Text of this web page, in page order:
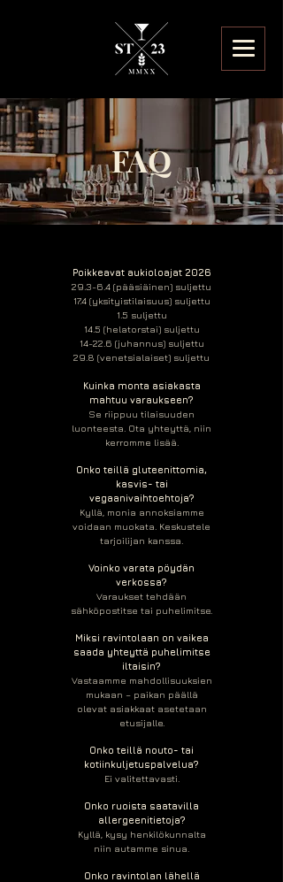
FAQ
Poikkeavat aukioloajat 2026
29.3-6.4 (pääsiäinen) suljettu
17.4 (yksityistilaisuus) suljettu
1.5 suljettu
14.5 (helatorstai) suljettu
14-22.6 (juhannus) suljettu
29.8 (venetsialaiset) suljettu
Kuinka monta asiakasta
mahtuu varaukseen?
Se riippuu tilaisuuden
luonteesta. Ota yhteyttä, niin
kerromme lisää.
Onko teillä gluteenittomia,
kasvis- tai
vegaanivaihtoehtoja?
Kyllä, monia annoksiamme
voidaan muokata. Keskustele
tarjoilijan kanssa.
Voinko varata pöydän
verkossa?
Varaukset tehdään
sähköpostitse tai puhelimitse.
Miksi ravintolaan on vaikea
saada yhteyttä puhelimitse
iltaisin?
Vastaamme mahdollisuuksien
mukaan – paikan päällä
olevat asiakkaat asetetaan
etusijalle.
Onko teillä nouto- tai
kotiinkuljetuspalvelua?
Ei valitettavasti.
Onko ruoista saatavilla
allergeenitietoja?
Kyllä, kysy henkilökunnalta
niin autamme sinua.
Onko ravintolan lähellä